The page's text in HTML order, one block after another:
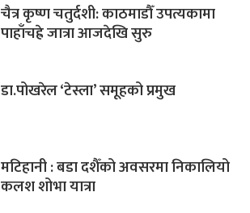
चैत्र कृष्ण चतुर्दशी: काठमाडौँ उपत्यकामा
पाहाँचह्रे जात्रा आजदेखि सुरु
डा.पोखरेल ‘टेस्ला’ समूहको प्रमुख
मटिहानी : बडा दशैँको अवसरमा निकालियो
कलश शोभा यात्रा